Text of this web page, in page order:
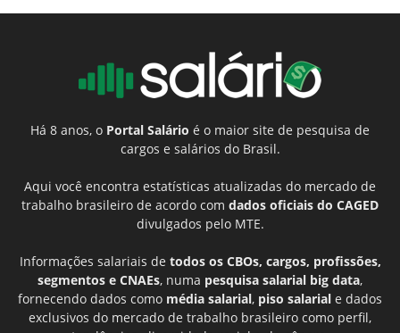
Há 8 anos, o Portal Salário é o maior site de pesquisa de
cargos e salários do Brasil.
Aqui você encontra estatísticas atualizadas do mercado de
trabalho brasileiro de acordo com dados oficiais do CAGED
divulgados pelo MTE.
Informações salariais de todos os CBOs, cargos, profissões,
segmentos e CNAEs, numa pesquisa salarial big data,
fornecendo dados como média salarial, piso salarial e dados
exclusivos do mercado de trabalho brasileiro como perfil,